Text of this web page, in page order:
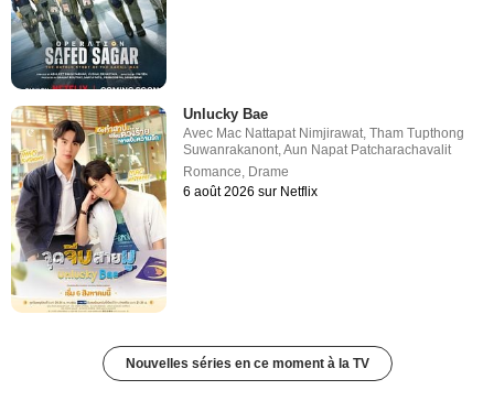
Unlucky Bae
Avec Mac Nattapat Nimjirawat,Tham Tupthong
Suwanrakanont,Aun Napat Patcharachavalit
Romance, Drame
6 août 2026 sur Netflix
Nouvelles séries en ce moment à la TV